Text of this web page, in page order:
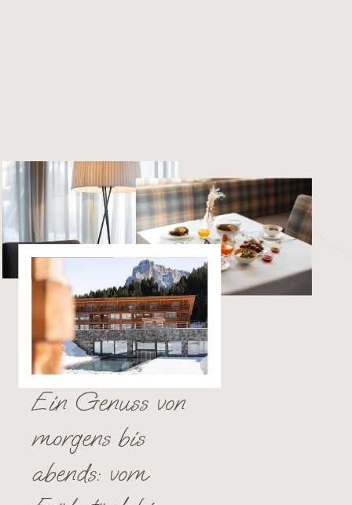
Ein Genuss von
morgens bis
abends: vom